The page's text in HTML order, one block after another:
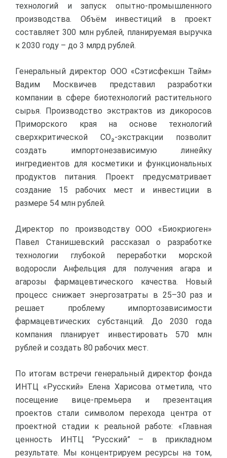
технологий и запуск опытно-промышленного
производства. Объём инвестиций в проект
составляет 300 млн рублей, планируемая выручка
к 2030 году – до 3 млрд рублей.
Генеральный директор ООО «Сэтисфекшн Тайм»
Вадим Москвичев представил разработки
компании в сфере биотехнологий растительного
сырья. Производство экстрактов из дикоросов
Приморского края на основе технологий
сверхкритической CO₂-экстракции позволит
создать импортонезависимую линейку
ингредиентов для косметики и функциональных
продуктов питания. Проект предусматривает
создание 15 рабочих мест и инвестиции в
размере 54 млн рублей.
Директор по производству ООО «Биокриоген»
Павел Станишевский рассказал о разработке
технологии глубокой переработки морской
водоросли Анфельция для получения агара и
агарозы фармацевтического качества. Новый
процесс снижает энергозатраты в 25–30 раз и
решает проблему импортозависимости
фармацевтических субстанций. До 2030 года
компания планирует инвестировать 570 млн
рублей и создать 80 рабочих мест.
По итогам встречи генеральный директор фонда
ИНТЦ «Русский» Елена Харисова отметила, что
посещение вице-премьера и презентация
проектов стали символом перехода центра от
проектной стадии к реальной работе: «Главная
ценность ИНТЦ “Русский” – в прикладном
результате. Мы концентрируем ресурсы на том,